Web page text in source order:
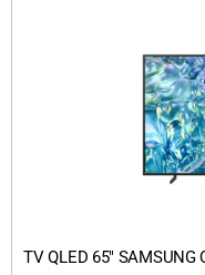
TV QLED 65″ SAMSUNG